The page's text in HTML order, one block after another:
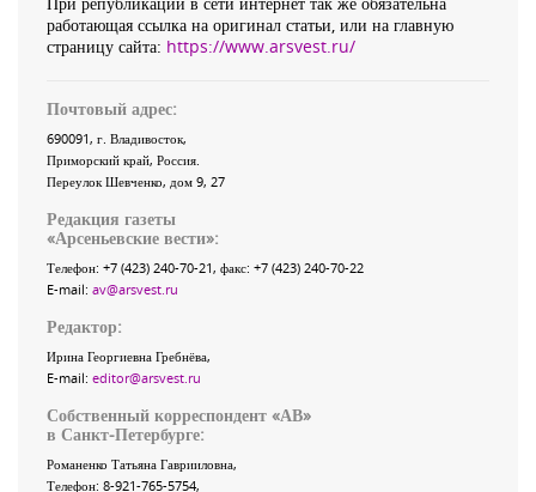
работающая ссылка на оригинал статьи, или на главную
страницу сайта: https://www.arsvest.ru/
Почтовый адрес:
690091, г. Владивосток,
Приморский край, Россия
Переулок Шевченко, дом 9, 27
Редакция газеты
«Арсеньевские вести»:
Телефон: +7 (423) 240-70-21, факс: +7 (423) 240-70-22
E-mail: av@arsvest.ru
Редактор:
Ирина Георгиевна Гребнёва,
E-mail: editor@arsvest.ru
Собственный корреспондент «АВ»
в Санкт-Петербурге:
Романенко Татьяна Гаврииловна,
Телефон: 8-921-765-5754,